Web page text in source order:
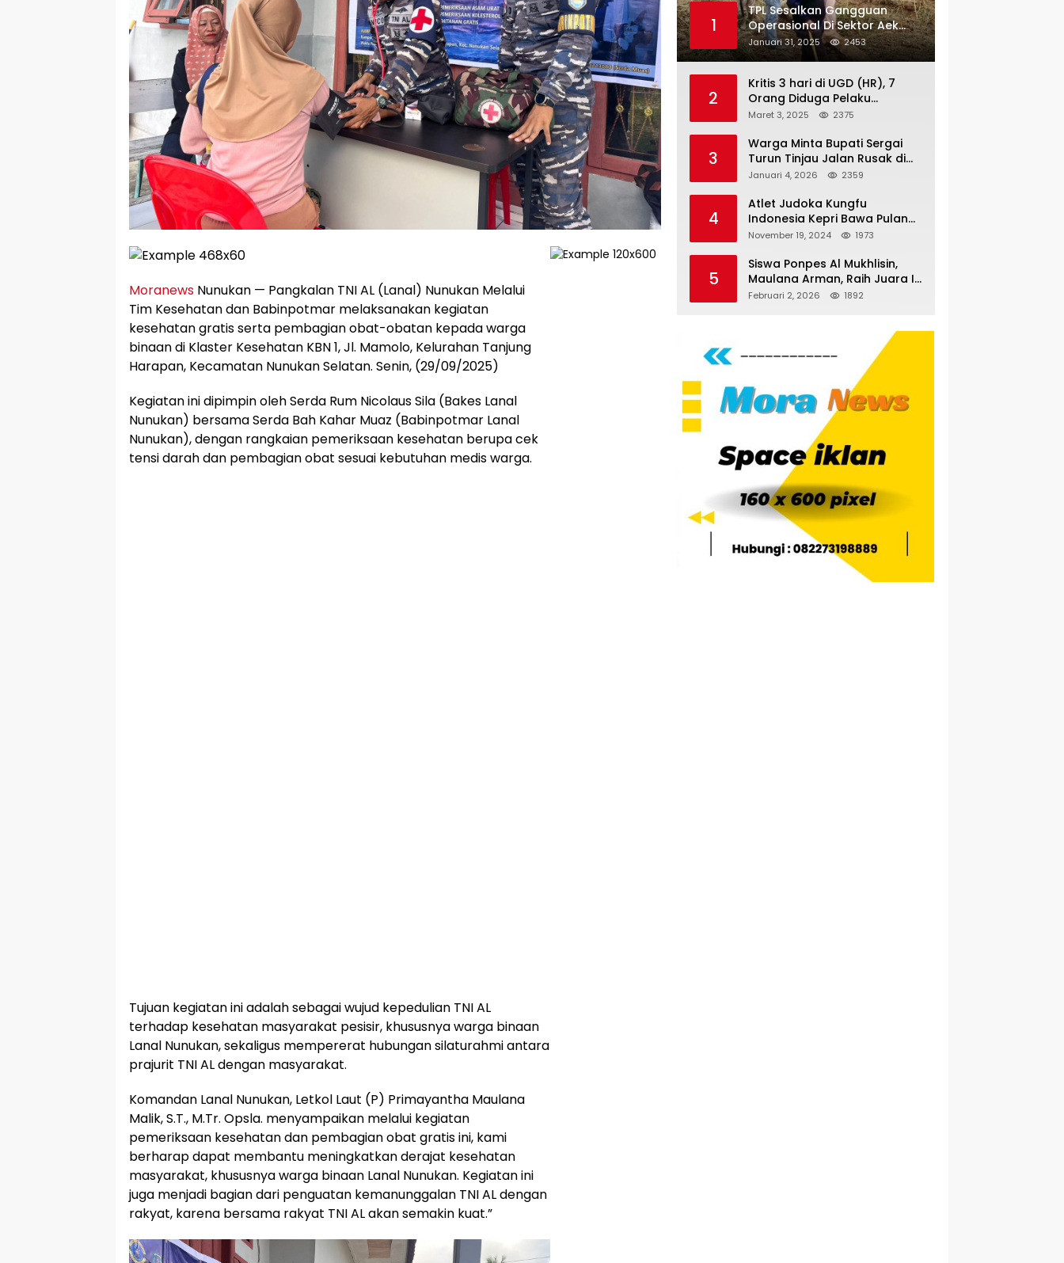
Moranews Nunukan — Pangkalan TNI AL (Lanal) Nunukan Melalui
Tim Kesehatan dan Babinpotmar melaksanakan kegiatan
kesehatan gratis serta pembagian obat-obatan kepada warga
binaan di Klaster Kesehatan KBN 1, Jl. Mamolo, Kelurahan Tanjung
Harapan, Kecamatan Nunukan Selatan. Senin, (29/09/2025)
Kegiatan ini dipimpin oleh Serda Rum Nicolaus Sila (Bakes Lanal
Nunukan) bersama Serda Bah Kahar Muaz (Babinpotmar Lanal
Nunukan), dengan rangkaian pemeriksaan kesehatan berupa cek
tensi darah dan pembagian obat sesuai kebutuhan medis warga.
Tujuan kegiatan ini adalah sebagai wujud kepedulian TNI AL
terhadap kesehatan masyarakat pesisir, khususnya warga binaan
Lanal Nunukan, sekaligus mempererat hubungan silaturahmi antara
prajurit TNI AL dengan masyarakat.
Komandan Lanal Nunukan, Letkol Laut (P) Primayantha Maulana
Malik, S.T., M.Tr. Opsla. menyampaikan melalui kegiatan
pemeriksaan kesehatan dan pembagian obat gratis ini, kami
berharap dapat membantu meningkatkan derajat kesehatan
masyarakat, khususnya warga binaan Lanal Nunukan. Kegiatan ini
juga menjadi bagian dari penguatan kemanunggalan TNI AL dengan
rakyat, karena bersama rakyat TNI AL akan semakin kuat.”
1
TPL Sesalkan Gangguan
Operasional Di Sektor Aek
Nauli
Januari 31, 2025 2453
2
Kritis 3 hari di UGD (HR), 7
Orang Diduga Pelaku
Pengeroyokan di Lift KTV
Kantor Hukum JAP
Pertanyakan Kinerja Polresta
Tanjungpinang
Maret 3, 2025 2375
3
Warga Minta Bupati Sergai
Turun Tinjau Jalan Rusak di
Dusun 4 Desa Sei Periuk
Januari 4, 2026 2359
4
Atlet Judoka Kungfu
Indonesia Kepri Bawa Pulang
11 Medali Pra Fornas bogor, 3
November 19, 2024 1973
5
Siswa Ponpes Al Mukhlisin,
Maulana Arman, Raih Juara I
Taekwondo Junior Putra di
Februari 2, 2026 1892